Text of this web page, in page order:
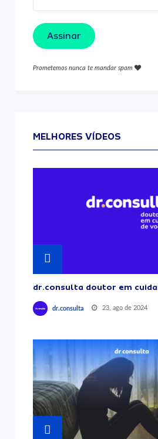
Assinar
Prometemos nunca te mandar spam
MELHORES VÍDEOS
dr.consulta doutor em
dr.consulta 23, ago de 2024